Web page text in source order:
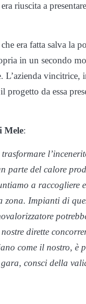
riuscita a
era fatta salva la
in un secondo
L’azienda vincitrice,
da essa
Mele:
parte del calore
a raccogliere
Impianti di
dirette
come il nostro, è
consci della